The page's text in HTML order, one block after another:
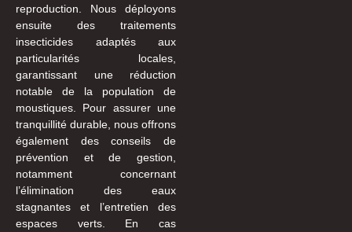
reproduction. Nous déployons
ensuite des traitements
insecticides adaptés aux
particularités locales,
garantissant une réduction
notable de la population de
moustiques. Pour assurer une
tranquillité durable, nous offrons
également des conseils de
prévention et de gestion,
notamment concernant
l’élimination des eaux
stagnantes et l’entretien des
espaces verts. En cas